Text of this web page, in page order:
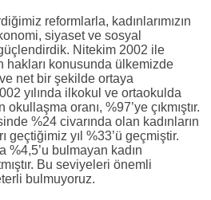
reformlarla, kadınlarımızın
siyaset ve sosyal
Nitekim 2002 ile
hakları konusunda ülkemizde
net bir şekilde ortaya
yılında ilkokul ve ortaokulda
okullaşma oranı, %97’ye çıkmıştır.
%24 civarında olan kadınların
geçtiğimiz yıl %33’ü geçmiştir.
%4,5’u bulmayan kadın
Bu seviyeleri önemli
bulmuyoruz.